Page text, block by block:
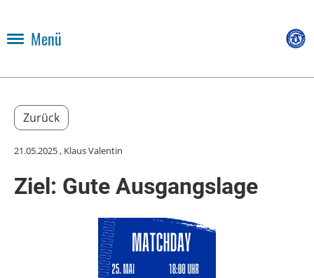
Menü
Zurück
21.05.2025, Klaus Valentin
Ziel: Gute Ausgangslage